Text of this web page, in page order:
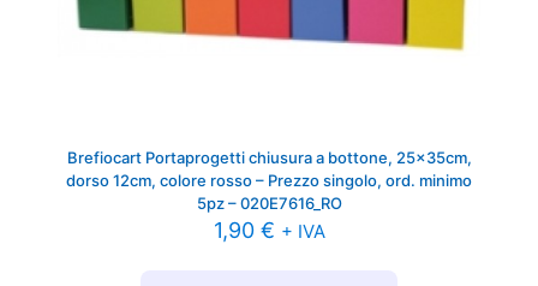
Brefiocart Portaprogetti chiusura a bottone, 25x35cm,
dorso 12cm, colore rosso – Prezzo singolo, ord. minimo
5pz – 020E7616_RO
1,90 € + IVA